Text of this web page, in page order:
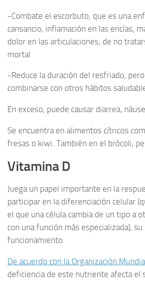
-Combate el escorbuto, que es una
cansancio, inflamación en las encías,
dolor en las articulaciones; de no
mortal
-Reduce la duración del resfriado,
combinarse con otros hábitos
En exceso, puede causar diarrea,
Se encuentra en alimentos cítricos
fresas o kiwi. También en el brócoli,
Vitamina D
Juega un papel importante en la
participar en la diferenciación celular
el que una célula cambia de un tipo a
con una función más especializada),
funcionamiento.
De acuerdo con la Organización
deficiencia de este nutriente afecta el